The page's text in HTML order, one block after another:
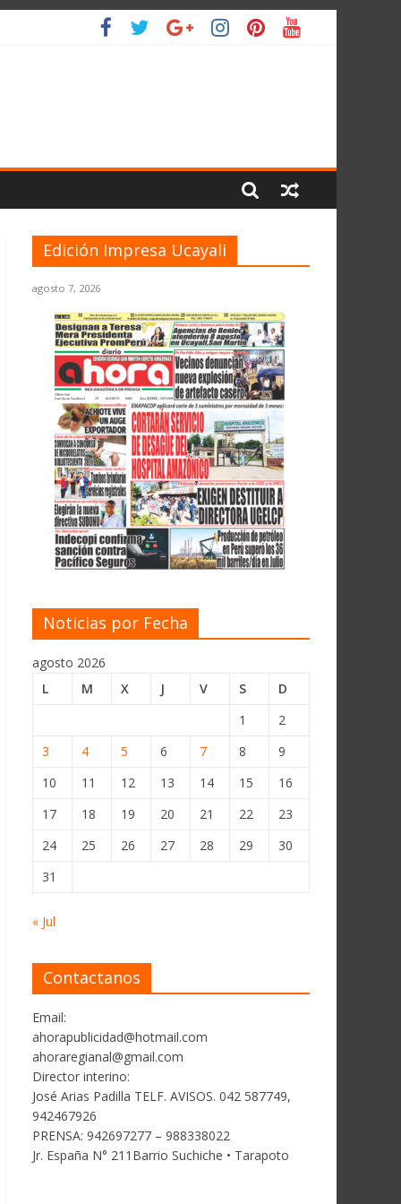
Edición Impresa Ucayali
agosto 7, 2026
Noticias por Fecha
agosto 2026
L
M X J V S
D
1
2
3
4 5 6 7 8
9
10
11 12 13 14 15
16
17
18 19 20 21 22
23
24
25 26 27 28 29
30
31
« Jul
Contactanos
Email:
ahorapublicidad@hotmail.com
ahoraregianal@gmail.com
Director interino:
José Arias Padilla TELF. AVISOS. 042 587749,
942467926
PRENSA: 942697277 – 988338022
Jr. España N° 211Barrio Suchiche • Tarapoto